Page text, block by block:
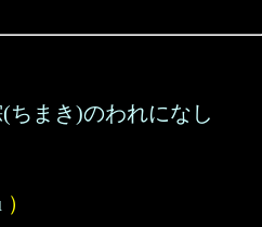
ちまき)のわれになし
）